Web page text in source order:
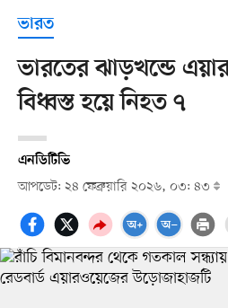
ভারত
ভারতের ঝাড়খন্ডে এয়ার
বিধ্বস্ত হয়ে নিহত ৭
এনডিটিভি
আপডেট: ২৪ ফেব্রুয়ারি ২০২৬, ০৩: ৪৩